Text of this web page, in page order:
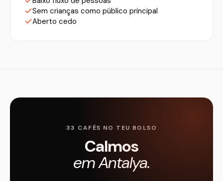
Sem crianças como público principal
Aberto cedo
33 CAFÉS NO TEU BOLSO
Calmos
em Antalya.